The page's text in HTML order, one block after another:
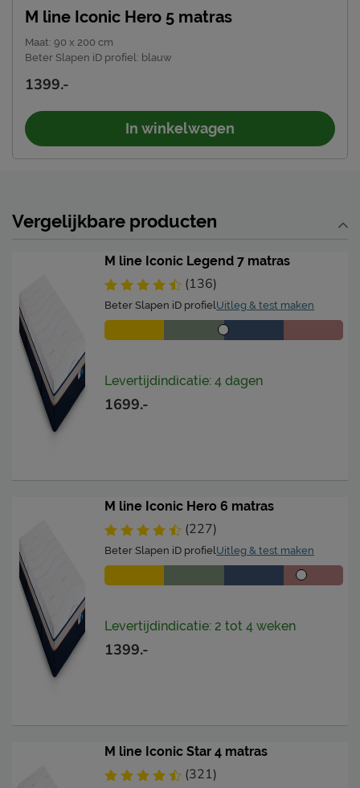
Locatie
Nederland
Emailadres
M line Iconic Hero 5 matras
Maat: 90 x 200 cm
Beter Slapen iD profiel : blauw
1399.-
In winkelwagen
Vergelijkbare producten
M line Iconic Legend 7 matras
(136)
Beter Slapen iD profiel Uitleg & test maken
Levertijdindicatie: 4 dagen
1699.-
M line Iconic Hero 6 matras
(227)
Beter Slapen iD profiel Uitleg & test maken
Levertijdindicatie: 2 tot 4 weken
1399.-
M line Iconic Star 4 matras
(321)